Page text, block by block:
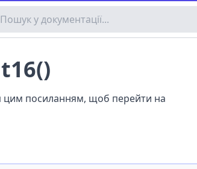
документації
цим посиланням, щоб перейти на